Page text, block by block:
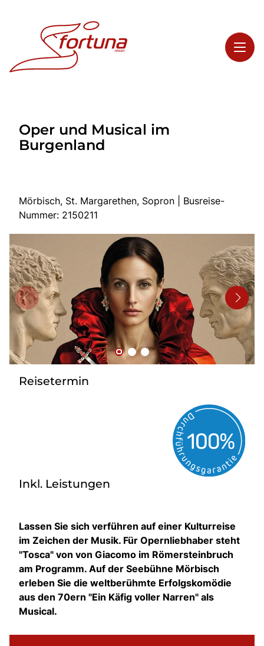
Highlights
Service
Busreisen
Bus mieten
Reisebüro
Newsletter
Kontakt
Oper und Musical im
Burgenland
Mörbisch, St. Margarethen, Sopron | Busreise-
Nummer: 2150211
Reisetermin
Inkl. Leistungen
Lassen Sie sich verführen auf einer Kulturreise
im Zeichen der Musik. Für Opernliebhaber steht
"Tosca" von von Giacomo im Römersteinbruch
am Programm. Auf der Seebühne Mörbisch
erleben Sie die weltberühmte Erfolgskomödie
aus den 70ern "Ein Käfig voller Narren" als
Musical.